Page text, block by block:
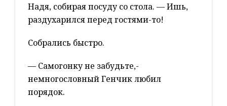
Надя, собирая посуду со стола. — Ишь,
раздухарился перед гостями-то!
Собрались быстро.
— Самогонку не забудьте,-
немногословный Генчик любил
порядок.